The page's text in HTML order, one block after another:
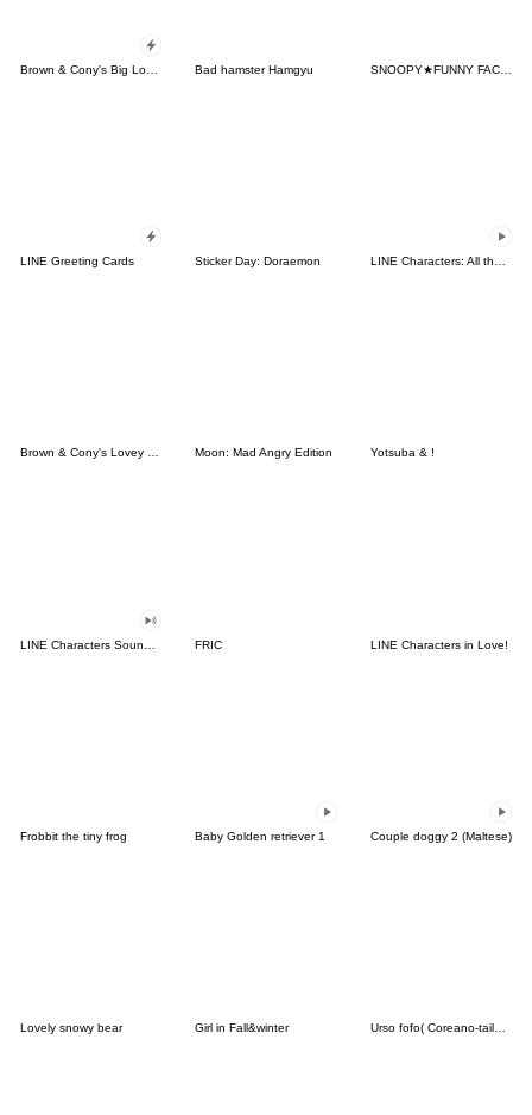
Bad hamster Hamgyu SNOOPY★FUNNY FACES
LINE Greeting Cards Sticker Day: Doraemon
Brown & Cony's Lovey Dovey Date Moon: Mad Angry Edition Yotsuba & !
FRIC LINE Characters in Love!
Frobbit the tiny frog Baby Golden retriever 1 Couple doggy 2 (Maltese)
Lovely snowy bear Girl in Fall&winter Urso fofo( Coreano-tailandês)